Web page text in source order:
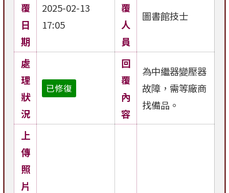
覆
日
期
2025-02-13
17:05
覆
人
員
圖書館技士
處
理
狀
況
已修復
回
覆
內
容
為中繼器變壓器
故障，需等廠商
找備品。
上
傳
照
片